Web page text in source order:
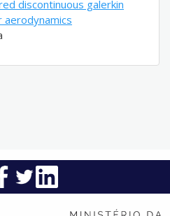
discontinuous galerkin